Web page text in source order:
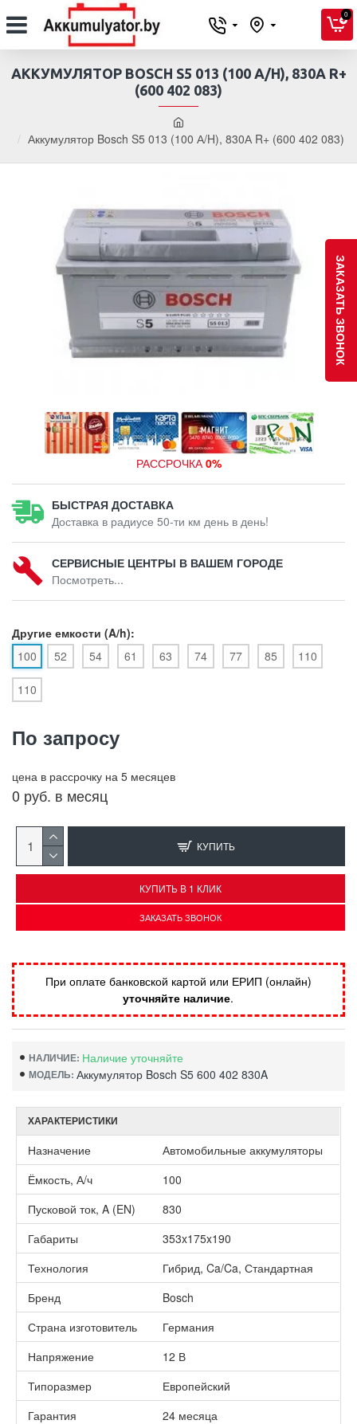
0
Аккумулятор Bosch S5 013 (100 А/H), 830А R+ (600 402 083)
АККУМУЛЯТОР BOSCH S5 013 (100 А/H), 830А R+
(600 402 083)
БЫСТРАЯ ДОСТАВКА
Доставка в радиусе 50-ти км день в день!
РАССРОЧКА 0%
СЕРВИСНЫЕ ЦЕНТРЫ В ВАШЕМ ГОРОДЕ
Посмотреть...
Другие емкости (A/h):
52
54 61 63 74 77 85
100 110
110
При оплате банковской картой или ЕРИП (онлайн)
уточняйте наличие.
НАЛИЧИЕ: Наличие уточняйте
МОДЕЛЬ: Аккумулятор Bosch S5 600 402 830A
По запросу
цена в рассрочку на 5 месяцев
0 руб. в месяц
КУПИТЬ
КУПИТЬ В 1 КЛИК
ЗАКАЗАТЬ ЗВОНОК
ХАРАКТЕРИСТИКИ
Назначение
Автомобильные аккумуляторы
Ёмкость, А/ч
100
Пусковой ток, A (EN)
830
Габариты
353x175x190
Технология
Гибрид, Ca/Ca, Стандартная
Бренд
Bosch
Страна изготовитель
Германия
Напряжение
12 В
Типоразмер
Европейский
Гарантия
24 месяца
ЗАКАЗАТЬ ЗВОНОК